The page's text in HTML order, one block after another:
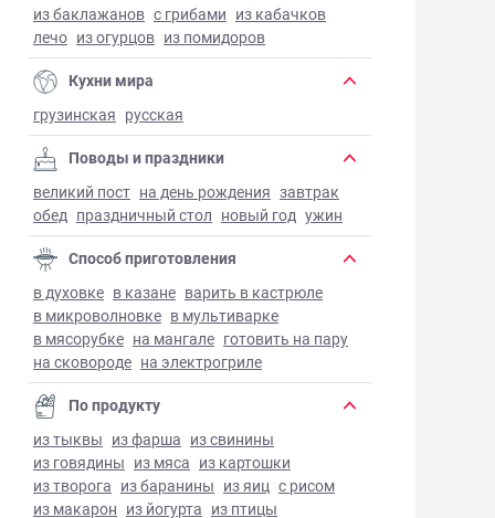
из баклажанов с грибами из кабачков
лечо из огурцов из помидоров
Кухни мира
грузинская русская
Поводы и праздники
великий пост на день рождения завтрак
обед праздничный стол новый год ужин
Способ приготовления
в духовке в казане варить в кастрюле
в микроволновке в мультиварке
в мясорубке на мангале готовить на пару
на сковороде на электрогриле
По продукту
из тыквы из фарша из свинины
из говядины из мяса из картошки
из творога из баранины из яиц с рисом
из макарон из йогурта из птицы